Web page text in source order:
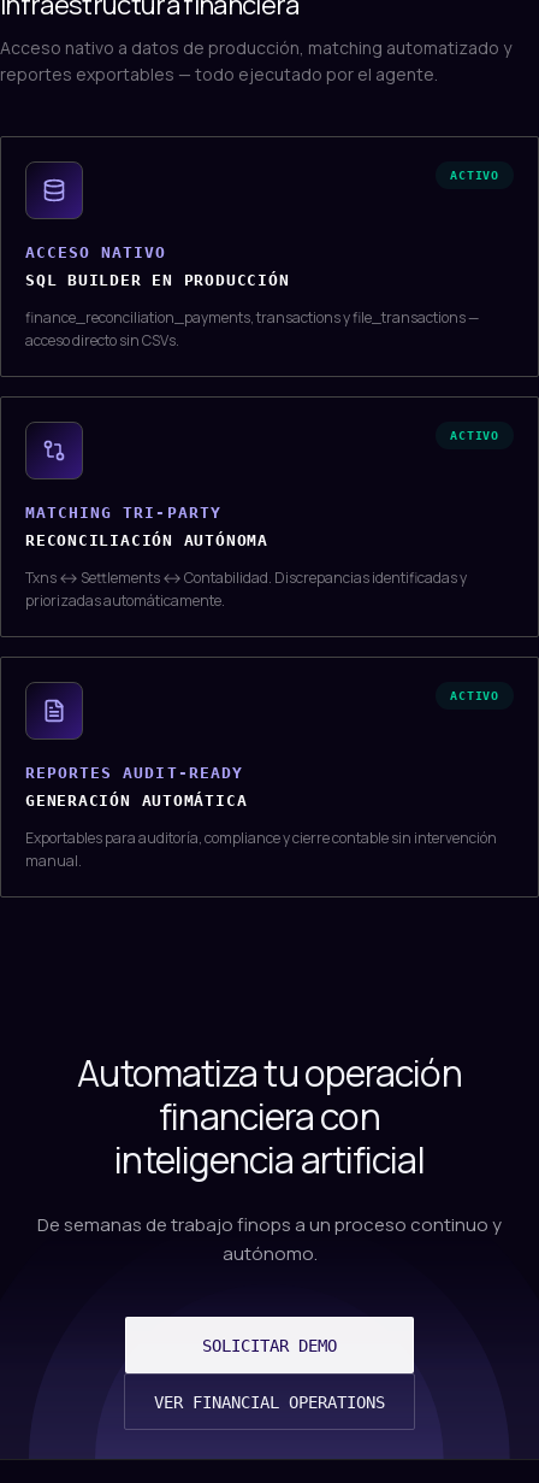
Infraestructura financiera
Acceso nativo a datos de producción, matching automatizado y
reportes exportables — todo ejecutado por el agente.
finance_reconciliation_payments, transactions y file_transactions —
MATCHING TRI-PARTY
Txns ↔ Settlements ↔ Contabilidad. Discrepancias identificadas y
priorizadas automáticamente.
REPORTES AUDIT-READY
Exportables para auditoría, compliance y cierre contable sin intervención
Automatiza tu operación
financiera con
inteligencia artificial
De semanas de trabajo finops a un proceso continuo y